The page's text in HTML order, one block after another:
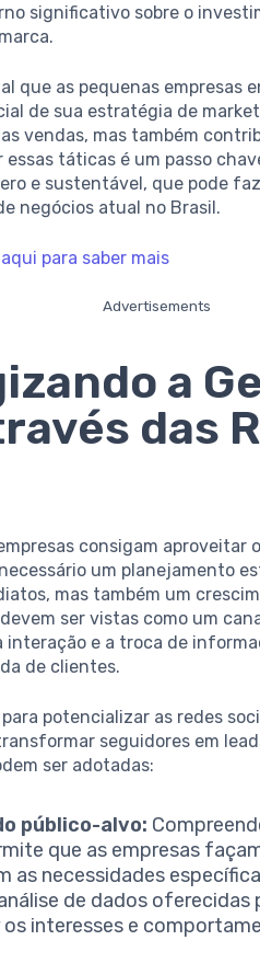
significativo sobre o
que as pequenas empresas
de sua estratégia de
vendas, mas também
táticas é um passo
e sustentável, que pode
negócios atual no Brasil.
para saber mais
Advertisements
a
das
consigam aproveitar
um planejamento
mas também um
ser vistas como um
interação e a troca de
de clientes.
potencializar as redes
seguidores em
ser adotadas:
público-alvo:
que as empresas
as necessidades
de dados oferecidas
interesses e